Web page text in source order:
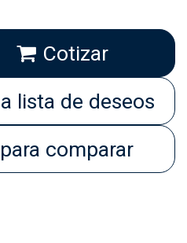
Cotizar
comparar
lista de deseos